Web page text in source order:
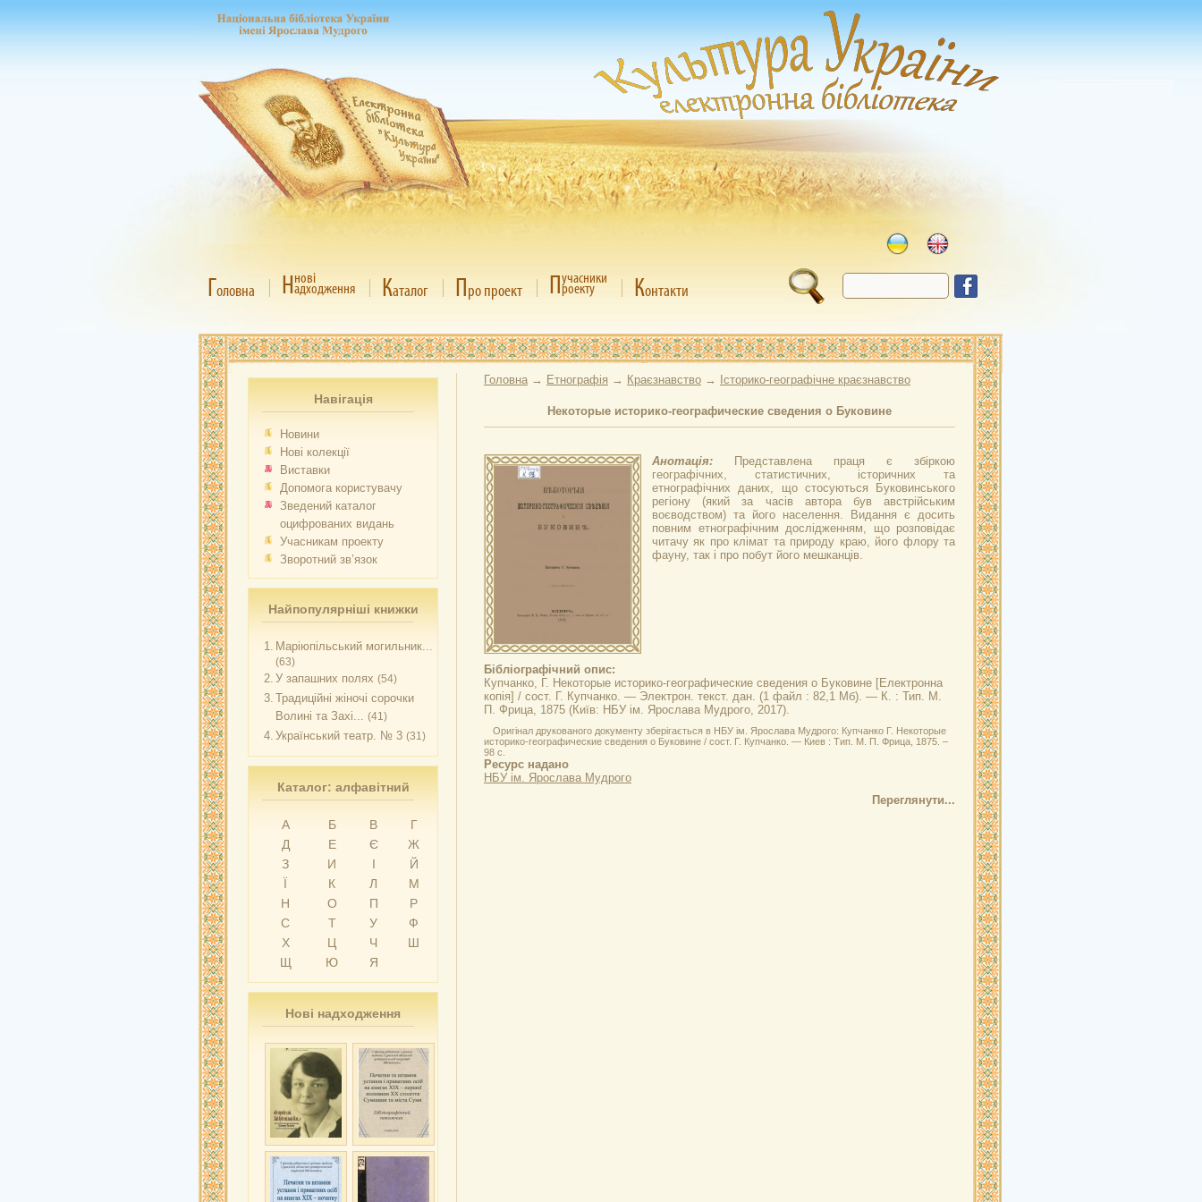
Головна Ннові
адходження Каталог Про проект Пучасники
роекту Контакти
Навігація
Новини
Нові колекції
Виставки
Допомога користувачу
Зведений каталог
оцифрованих видань
Учасникам проекту
Зворотний зв’язок
Найпопулярніші книжки
1. Маріюпільський могильник...
(63)
2. У запашних полях (54)
3. Традиційні жіночі сорочки
Волині та Захі... (41)
4. Український театр. № 3 (31)
Каталог: алфавітний
А Б В
Г
Д
Е Є
Ж
З
И І
Й
Ї
К Л
М
Н
О П
Р
С
Т У
Ф
Х
Ц Ч
Ш
Щ
Ю Я
Нові надходження
Головна → Етнографія → Краєзнавство → Історико-географічне краєзнавство
Некоторые историко-географические сведения о Буковине
Анотація:
Представлена праця є збіркою
географічних, статистичних, історичних та
етнографічних даних, що стосуються Буковинського
регіону (який за часів автора був австрійським
воєводством) та його населення. Видання є досить
повним етнографічним дослідженням, що розповідає
читачу як про клімат та природу краю, його флору та
фауну, так і про побут його мешканців.
Бібліографічний опис:
Купчанко, Г. Некоторые историко-географические сведения о Буковине [Електронна
копія] / сост. Г. Купчанко. — Электрон. текст. дан. (1 файл : 82,1 Мб). — К. : Тип. М.
П. Фрица, 1875 (Київ: НБУ ім. Ярослава Мудрого, 2017).
Оригінал друкованого документу зберігається в НБУ ім. Ярослава Мудрого: Купчанко Г. Некоторые
историко-географические сведения о Буковине / сост. Г. Купчанко. — Киев : Тип. М. П. Фрица, 1875. –
98 с.
Ресурс надано
НБУ ім. Ярослава Мудрого
Переглянути...